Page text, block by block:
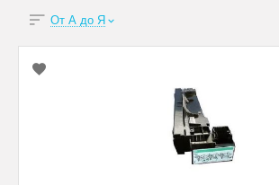
От А до Я